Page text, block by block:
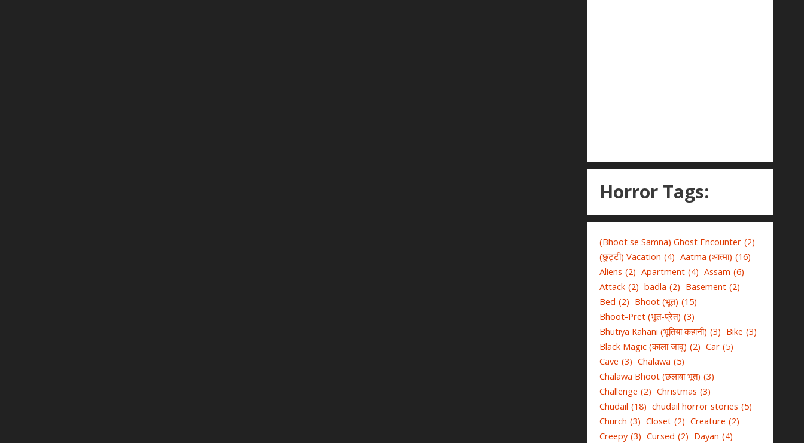
Horror Tags:
(Bhoot se Samna) Ghost Encounter (2)
(छुट्टी) Vacation (4) Aatma (आत्मा) (16)
Aliens (2) Apartment (4) Assam (6)
Attack (2) badla (2) Basement (2)
Bed (2) Bhoot (भूत) (15)
Bhoot-Pret (भूत-प्रेत) (3)
Bhutiya Kahani (भूतिया कहानी) (3) Bike (3)
Black Magic (काला जादू) (2) Car (5)
Cave (3) Chalawa (5)
Chalawa Bhoot (छलावा भूत) (3)
Challenge (2) Christmas (3)
Chudail (18) chudail horror stories (5)
Church (3) Closet (2) Creature (2)
Creepy (3) Cursed (2) Dayan (4)